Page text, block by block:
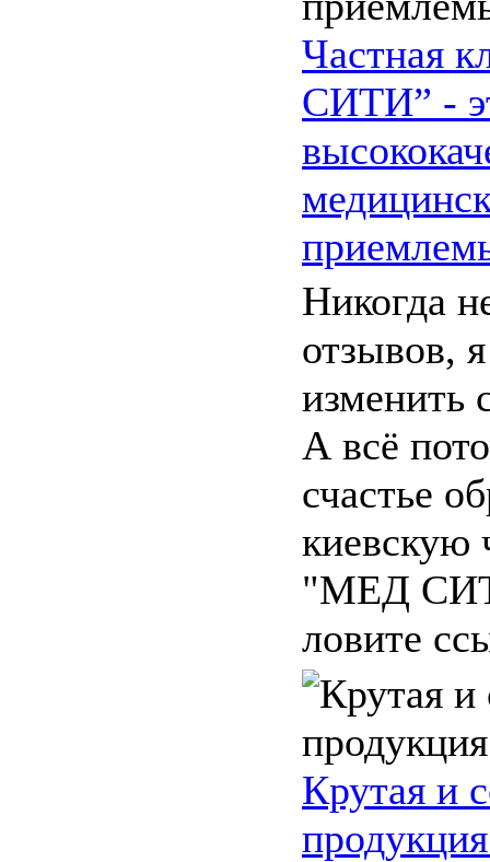
Частная
СИТИ” -
Никогда
отзывов,
изменить
А всё
счастье
киевскую
"МЕД
ловите
Крутая и